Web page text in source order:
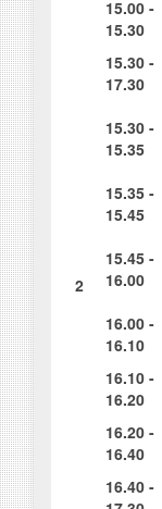
15.00 -
15.30
2
15.30 -
17.30
15.30 -
15.35
15.35 -
15.45
15.45 -
16.00
16.00 -
16.10
16.10 -
16.20
16.20 -
16.40
16.40 -